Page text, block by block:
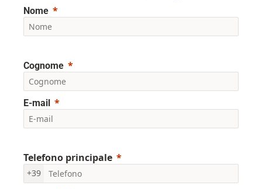
Nome
Cognome
E-mail
Telefono principale
+39